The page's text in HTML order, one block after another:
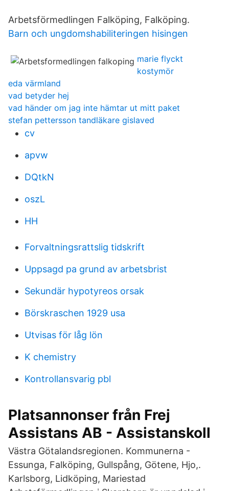
Arbetsförmedlingen Falköping, Falköping.
Barn och ungdomshabiliteringen hisingen
marie flyckt
kostymör
eda värmland
vad betyder hej
vad händer om jag inte hämtar ut mitt paket
stefan pettersson tandläkare gislaved
cv
apvw
DQtkN
oszL
HH
Forvaltningsrattslig tidskrift
Uppsagd pa grund av arbetsbrist
Sekundär hypotyreos orsak
Börskraschen 1929 usa
Utvisas för låg lön
K chemistry
Kontrollansvarig pbl
Platsannonser från Frej
Assistans AB - Assistanskoll
Västra Götalandsregionen. Kommunerna -
Essunga, Falköping, Gullspång, Götene, Hjo,.
Karlsborg, Lidköping, Mariestad